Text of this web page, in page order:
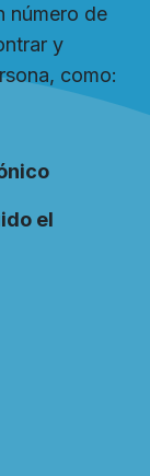
número de
y
como:
el